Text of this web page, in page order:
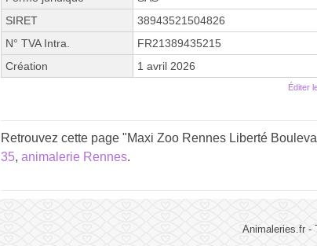
SIRET
38943521504826
N° TVA Intra.
FR21389435215
Création
1 avril 2026
Éditer
Retrouvez cette page "Maxi Zoo Rennes Liberté
35, animalerie Rennes.
Animaleries.fr -